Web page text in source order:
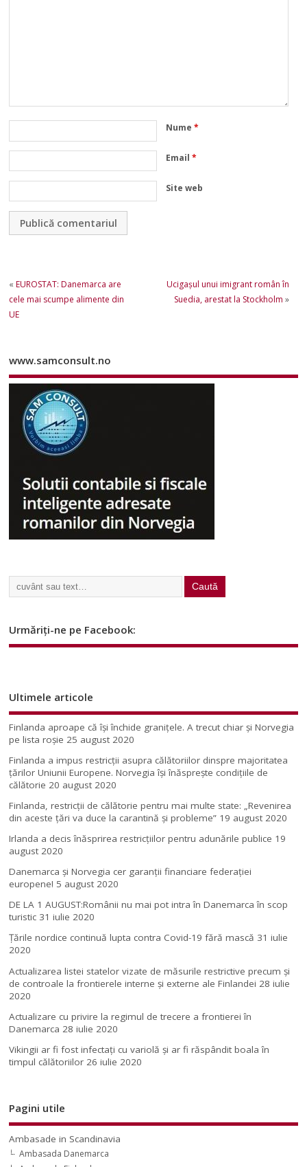
Nume*
Email*
Site web
«EUROSTAT: Danemarca are
cele mai scumpe alimente din
UE
Ucigaşul unui imigrant român în
Suedia, arestat la Stockholm »
www.samconsult.no
Urmăriți-ne pe Facebook:
Ultimele articole
Finlanda aproape că își închide granițele. A trecut chiar și Norvegia
pe lista roșie 25 august 2020
Finlanda a impus restricţii asupra călătoriilor dinspre majoritatea
ţărilor Uniunii Europene. Norvegia își înăsprește condițiile de
călătorie 20 august 2020
Finlanda, restricţii de călătorie pentru mai multe state: „Revenirea
din aceste ţări va duce la carantină şi probleme” 19 august 2020
Irlanda a decis înăsprirea restricțiilor pentru adunările publice 19
august 2020
Danemarca și Norvegia cer garanții financiare federației
europene! 5 august 2020
DE LA 1 AUGUST:Românii nu mai pot intra în Danemarca în scop
turistic 31 iulie 2020
Țările nordice continuă lupta contra Covid-19 fără mască 31 iulie
2020
Actualizarea listei statelor vizate de măsurile restrictive precum și
de controale la frontierele interne și externe ale Finlandei 28 iulie
2020
Actualizare cu privire la regimul de trecere a frontierei în
Danemarca 28 iulie 2020
Vikingii ar fi fost infectaţi cu variolă şi ar fi răspândit boala în
timpul călătoriilor 26 iulie 2020
Pagini utile
Ambasade in Scandinavia
Ambasada Danemarca